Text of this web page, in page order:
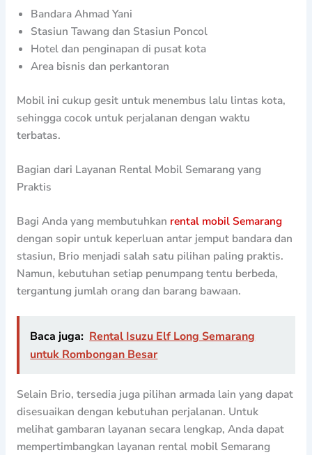
Bandara Ahmad Yani
Stasiun Tawang dan Stasiun Poncol
Hotel dan penginapan di pusat kota
Area bisnis dan perkantoran
Mobil ini cukup gesit untuk menembus lalu lintas kota,
sehingga cocok untuk perjalanan dengan waktu
terbatas.
Bagian dari Layanan Rental Mobil Semarang yang
Praktis
Bagi Anda yang membutuhkan rental mobil Semarang
dengan sopir untuk keperluan antar jemput bandara dan
stasiun, Brio menjadi salah satu pilihan paling praktis.
Namun, kebutuhan setiap penumpang tentu berbeda,
tergantung jumlah orang dan barang bawaan.
Baca juga: Rental Isuzu Elf Long Semarang
untuk Rombongan Besar
Selain Brio, tersedia juga pilihan armada lain yang dapat
disesuaikan dengan kebutuhan perjalanan. Untuk
melihat gambaran layanan secara lengkap, Anda dapat
mempertimbangkan layanan rental mobil Semarang